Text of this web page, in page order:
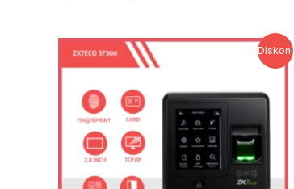
Diskon!
Harga
aslinya
adalah:
Rp3.580.000.
Harga
Rp1.718.400.